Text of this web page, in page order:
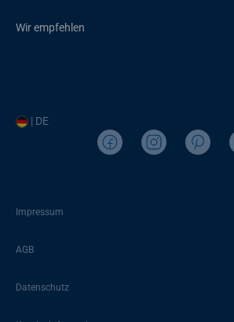
Wir empfehlen
| DE
Impressum
AGB
Datenschutz